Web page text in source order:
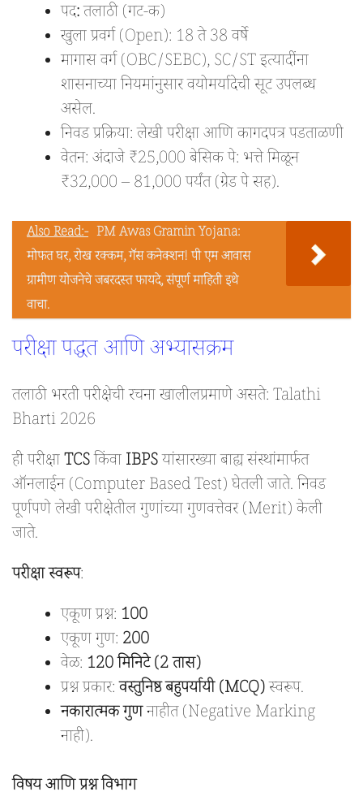
पद:तलाठी (गट-क)
खुला प्रवर्ग (Open): 18 ते 38 वर्षे
मागास वर्ग (OBC/SEBC), SC/ST इत्यादींना
शासनाच्या नियमांनुसार वयोमर्यादेची सूट उपलब्ध
असेल.
निवड प्रक्रिया: लेखी परीक्षा आणि कागदपत्र पडताळणी
वेतन: अंदाजे ₹25,000 बेसिक पे: भत्ते मिळून
₹32,000 – 81,000 पर्यंत (ग्रेड पे सह).
Also Read:- PM Awas Gramin Yojana:
मोफत घर, रोख रक्कम, गॅस कनेक्शन! पी एम आवास
ग्रामीण योजनेचे जबरदस्त फायदे, संपूर्ण माहिती इथे
वाचा.
परीक्षा पद्धत आणि अभ्यासक्रम
तलाठी भरती परीक्षेची रचना खालीलप्रमाणे असते: Talathi
Bharti 2026
ही परीक्षाTCSकिंवाIBPSयांसारख्या बाह्य संस्थांमार्फत
ऑनलाईन (Computer Based Test) घेतली जाते. निवड
पूर्णपणे लेखी परीक्षेतील गुणांच्या गुणवत्तेवर (Merit) केली
जाते.
परीक्षा स्वरूप:
एकूण प्रश्न: 100
एकूण गुण: 200
वेळ: 120 मिनिटे (2 तास)
प्रश्न प्रकार:वस्तुनिष्ठ बहुपर्यायी (MCQ)स्वरूप.
नकारात्मक गुणनाहीत (Negative Marking
नाही).